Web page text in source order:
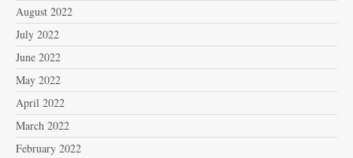
August 2022
July 2022
June 2022
May 2022
April 2022
March 2022
February 2022